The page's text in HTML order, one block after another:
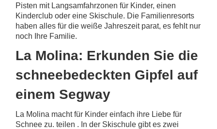
Pisten mit Langsamfahrzonen für Kinder, einen
Kinderclub oder eine Skischule. Die Familienresorts
haben alles für die weiße Jahreszeit parat, es fehlt nur
noch Ihre Familie.
La Molina: Erkunden Sie die
schneebedeckten Gipfel auf
einem Segway
La Molina macht für Kinder einfach ihre Liebe für
Schnee zu. teilen . In der Skischule gibt es zwei